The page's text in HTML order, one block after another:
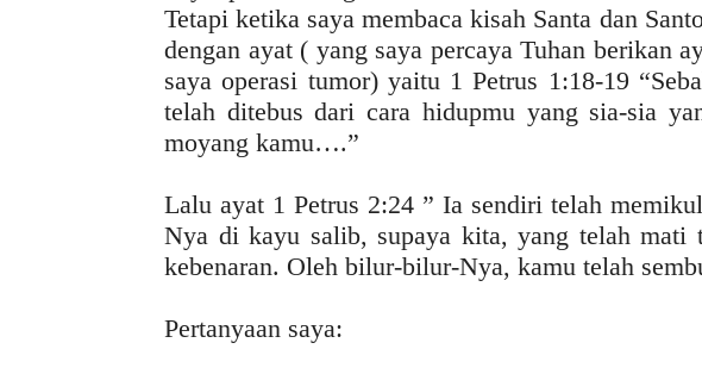
Tetapi ketika saya membaca kisah Santa dan
dengan ayat ( yang saya percaya Tuhan berikan
saya operasi tumor) yaitu 1 Petrus 1:18-19
telah ditebus dari cara hidupmu yang sia-sia
moyang kamu….”
Lalu ayat 1 Petrus 2:24 ” Ia sendiri telah
Nya di kayu salib, supaya kita, yang telah mati
kebenaran. Oleh bilur-bilur-Nya, kamu telah
Pertanyaan saya: